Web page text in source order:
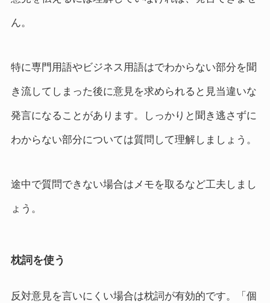
ん。
特に専門用語やビジネス用語はでわからない部分を聞
き流してしまった後に意見を求められると見当違いな
発言になることがあります。しっかりと聞き逃さずに
わからない部分については質問して理解しましょう。
途中で質問できない場合はメモを取るなど工夫しまし
ょう。
枕詞を使う
反対意見を言いにくい場合は枕詞が有効的です。「個